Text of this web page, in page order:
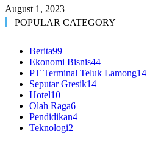
August 1, 2023
POPULAR CATEGORY
Berita99
Ekonomi Bisnis44
PT Terminal Teluk Lamong14
Seputar Gresik14
Hotel10
Olah Raga6
Pendidikan4
Teknologi2